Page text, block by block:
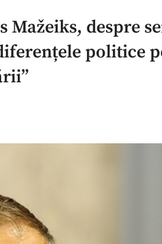
Mažeiks, despre
politice